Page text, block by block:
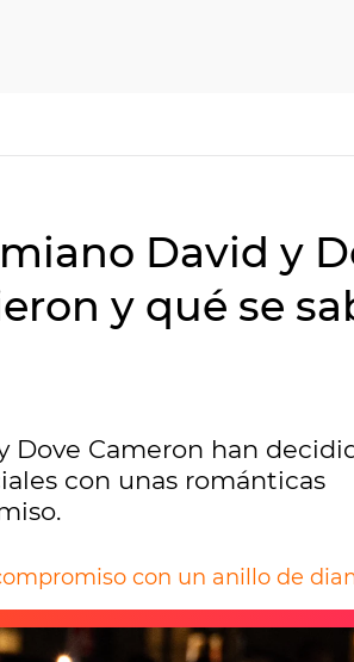
David y
y qué se
Dove Cameron han
con unas románticas
con un anillo de